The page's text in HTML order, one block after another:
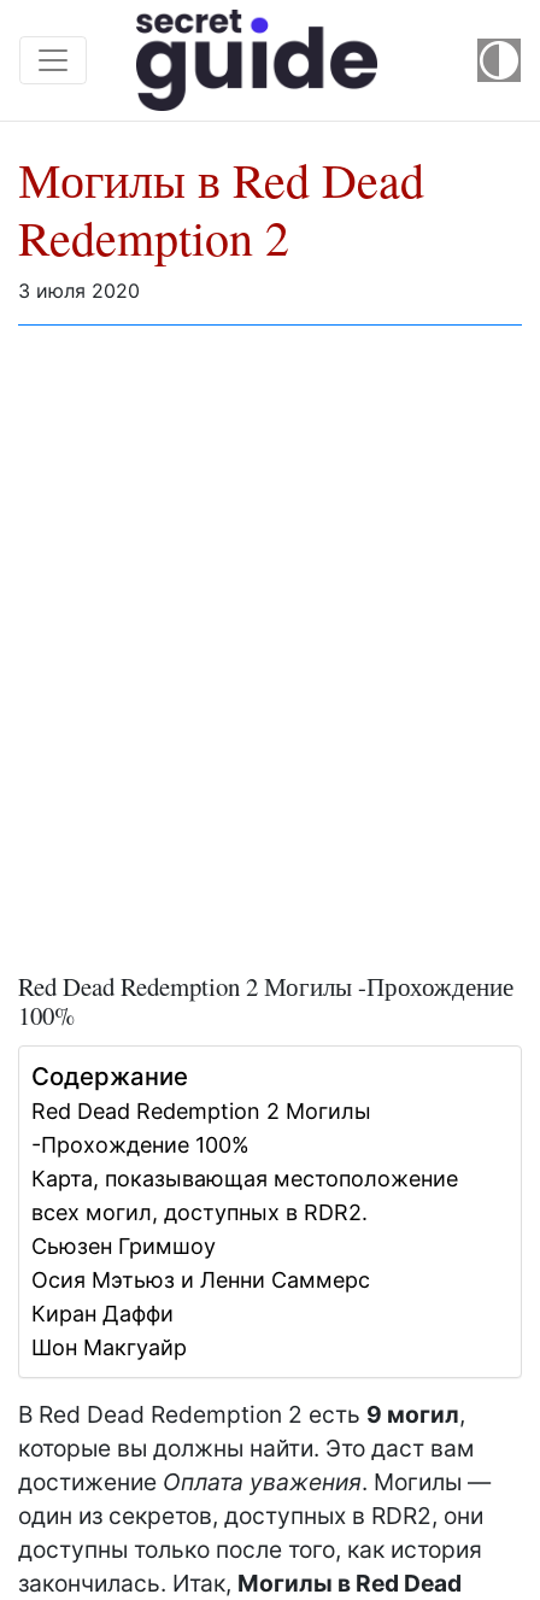
Могилы в Red Dead
Redemption 2
3 июля 2020
Red Dead Redemption 2 Могилы -Прохождение
100%
Содержание
Red Dead Redemption 2 Могилы
-Прохождение 100%
Карта, показывающая местоположение
всех могил, доступных в RDR2.
Сьюзен Гримшоу
Осия Мэтьюз и Ленни Саммерс
Киран Даффи
Шон Макгуайр
В Red Dead Redemption 2 есть 9 могил,
которые вы должны найти. Это даст вам
достижение Оплата уважения. Могилы —
один из секретов, доступных в RDR2, они
доступны только после того, как история
закончилась. Итак, Могилы в Red Dead